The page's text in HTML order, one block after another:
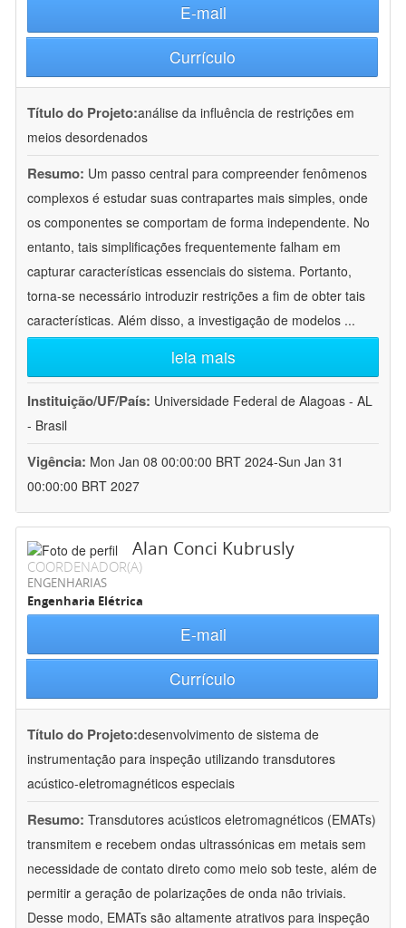
E-mail
Currículo
Título do Projeto:análise da influência de restrições em
meios desordenados
Resumo: Um passo central para compreender fenômenos
complexos é estudar suas contrapartes mais simples, onde
os componentes se comportam de forma independente. No
entanto, tais simplificações frequentemente falham em
capturar características essenciais do sistema. Portanto,
torna-se necessário introduzir restrições a fim de obter tais
características. Além disso, a investigação de modelos ...
leia mais
Instituição/UF/País: Universidade Federal de Alagoas - AL
- Brasil
Vigência: Mon Jan 08 00:00:00 BRT 2024-Sun Jan 31
00:00:00 BRT 2027
Alan Conci Kubrusly
COORDENADOR(A)
ENGENHARIAS
Engenharia Elétrica
E-mail
Currículo
Título do Projeto:desenvolvimento de sistema de
instrumentação para inspeção utilizando transdutores
acústico-eletromagnéticos especiais
Resumo: Transdutores acústicos eletromagnéticos (EMATs)
transmitem e recebem ondas ultrassónicas em metais sem
necessidade de contato direto como meio sob teste, além de
permitir a geração de polarizações de onda não triviais.
Desse modo, EMATs são altamente atrativos para inspeção